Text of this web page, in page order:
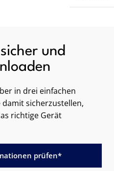
und
in drei einfachen
sicherzustellen,
richtige Gerät
prüfen*